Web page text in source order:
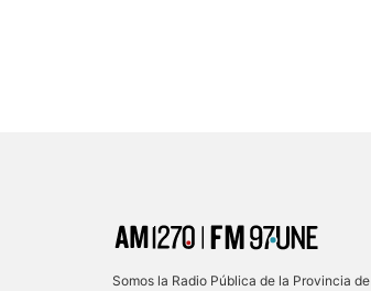
Somos la Radio Pública de la Provincia de